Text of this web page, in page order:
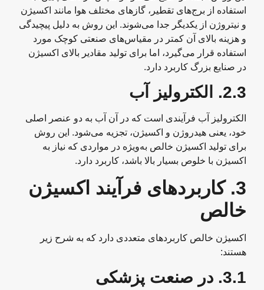
استفاده از برج‌های تقطیر، گازهای مختلف هوا مانند اکسیژن
و نیتروژن از یکدیگر جدا می‌شوند. این روش به دلیل پیچیدگی
و هزینه بالای آن کمتر در مقیاس‌های صنعتی کوچک مورد
استفاده قرار می‌گیرد، اما برای تولید مقادیر بالای اکسیژن
در صنایع بزرگ کاربرد دارد.
2.3. الکترولیز آب
الکترولیز آب فرآیندی است که در آن آب به دو عنصر اصلی
خود، یعنی هیدروژن و اکسیژن، تجزیه می‌شود. این روش
برای تولید اکسیژن خالص به‌ویژه در مواردی که نیاز به
اکسیژن با خلوص بسیار بالا باشد، کاربرد دارد.
3. کاربردهای فرآیند اکسیژن
خالص
اکسیژن خالص کاربردهای متعددی دارد که به شرح زیر
هستند:
3.1. در صنعت پزشکی